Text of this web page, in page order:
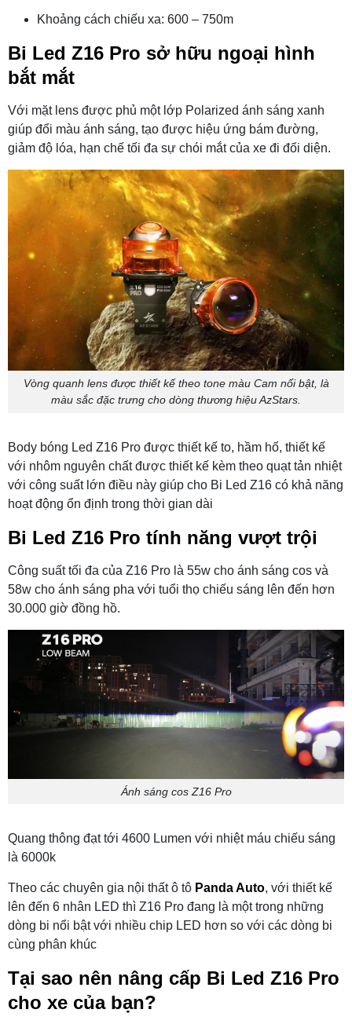
Khoảng cách chiếu xa: 600 – 750m
Bi Led Z16 Pro sở hữu ngoại hình
bắt mắt
Với mặt lens được phủ một lớp Polarized ánh sáng xanh
giúp đổi màu ánh sáng, tạo được hiệu ứng bám đường,
giảm độ lóa, hạn chế tối đa sự chói mắt của xe đi đối diện.
Vòng quanh lens được thiết kế theo tone màu Cam nổi bật, là
màu sắc đặc trưng cho dòng thương hiệu AzStars.
Body bóng Led Z16 Pro được thiết kế to, hầm hố, thiết kế
với nhôm nguyên chất được thiết kế kèm theo quạt tản nhiệt
với công suất lớn điều này giúp cho Bi Led Z16 có khả năng
hoạt động ổn định trong thời gian dài
Bi Led Z16 Pro tính năng vượt trội
Công suất tối đa của Z16 Pro là 55w cho ánh sáng cos và
58w cho ánh sáng pha với tuổi thọ chiếu sáng lên đến hơn
30.000 giờ đồng hồ.
Ánh sáng cos Z16 Pro
Quang thông đạt tới 4600 Lumen với nhiệt máu chiếu sáng
là 6000k
Theo các chuyên gia nội thất ô tô Panda Auto, với thiết kế
lên đến 6 nhân LED thì Z16 Pro đang là một trong những
dòng bi nổi bật với nhiều chip LED hơn so với các dòng bi
cùng phân khúc
Tại sao nên nâng cấp Bi Led Z16 Pro
cho xe của bạn?